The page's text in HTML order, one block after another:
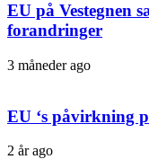
EU på Vestegnen
forandringer
3 måneder ago
EU ‘s påvirkning
2 år ago